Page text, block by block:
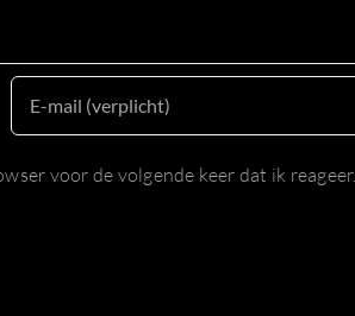
voor de volgende keer dat ik reageer.